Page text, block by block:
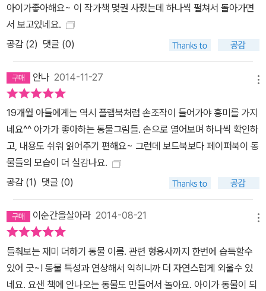
아이가좋아해요~ 이 작가책 몇권 사줬는데 하나씩 펼쳐서 돌아가면
서 보고있네요.
공감 (2) 댓글 (0)
안나 2014-11-27
19개월 아들에게는 역시 플랩북처럼 손조작이 들어가야 흥미를 가지
네요^^ 아가가 좋아하는 동물그림들. 손으로 열어보며 하나씩 확인하
고, 내용도 쉬워 읽어주기 편해요~ 그런데 보드북보다 페이퍼북이 동
물들의 모습이 더 실감나요.
공감 (1) 댓글 (0)
이순간을살아라 2014-08-21
들춰보는 재미 더하기 동물 이름. 관련 형용사까지 한번에 습득할수
있어 굿~! 동물 특성과 연상해서 익히니까 더 자연스럽게 외울수 있
네요. 요샌 책에 안나오는 동물도 만들어서 놀아요. 아이가 동물이 되